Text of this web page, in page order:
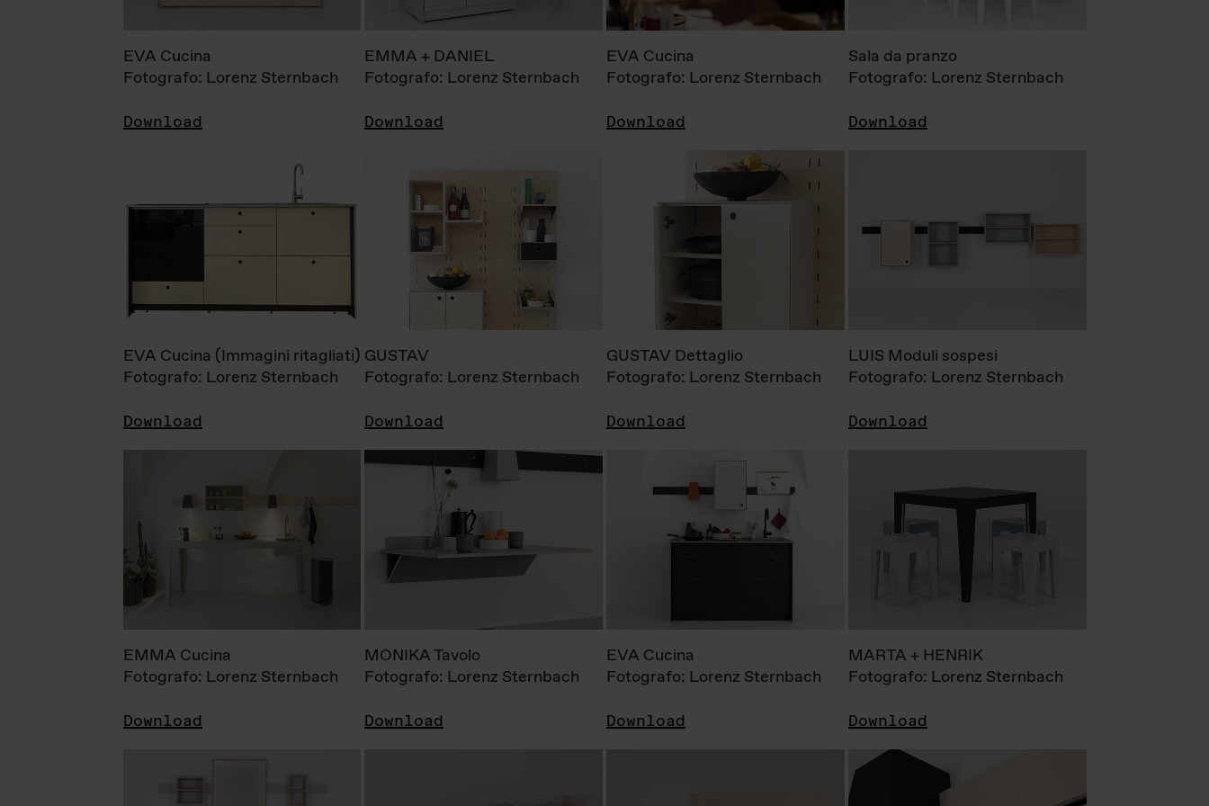
EVA Cucina
Fotografo: Lorenz Sternbach
Download
EMMA + DANIEL
Fotografo: Lorenz Sternbach
Download
EVA Cucina
Fotografo: Lorenz Sternbach
Download
Sala da pranzo
Fotografo: Lorenz Sternbach
Download
EVA Cucina (Immagini ritagliati)
Fotografo: Lorenz Sternbach
Download
GUSTAV
Fotografo: Lorenz Sternbach
Download
GUSTAV Dettaglio
Fotografo: Lorenz Sternbach
Download
LUIS Moduli sospesi
Fotografo: Lorenz Sternbach
Download
EMMA Cucina
Fotografo: Lorenz Sternbach
Download
MONIKA Tavolo
Fotografo: Lorenz Sternbach
Download
EVA Cucina
Fotografo: Lorenz Sternbach
Download
MARTA + HENRIK
Fotografo: Lorenz Sternbach
Download